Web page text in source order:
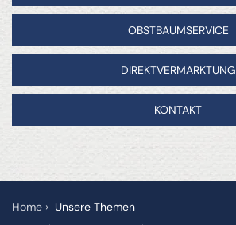
OBSTBAUMSERVICE
DIREKTVERMARKTUNG
KONTAKT
Home
Unsere Themen